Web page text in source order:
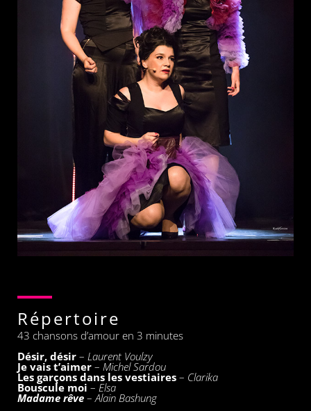
Répertoire
43 chansons d’amour en 3 minutes
Désir, désir – Laurent Voulzy
Je vais t’aimer – Michel Sardou
Les garçons dans les vestiaires – Clarika
Bouscule moi – Elsa
Madame rêve – Alain Bashung